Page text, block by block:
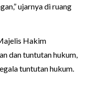
ujarnya di ruang
Hakim
dan tuntutan hukum,
tuntutan hukum.